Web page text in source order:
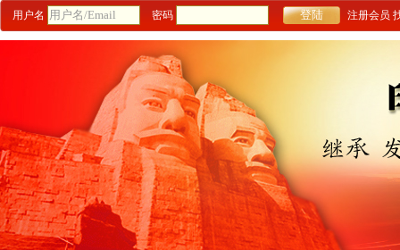
用户名 密码 注册会员